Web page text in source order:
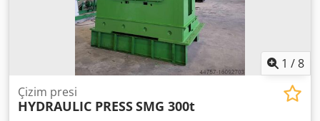
1 /8
Çizim presi
HYDRAULIC PRESSSMG 300t